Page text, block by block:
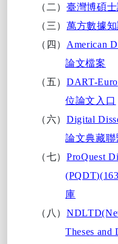
（二）臺灣博碩
（三）萬方數據
（四） American
論文檔案
（五）DART-
位論文入 口
（六）Digital
論文典藏聯
（七）ProQuest
庫
（八）
Theses and